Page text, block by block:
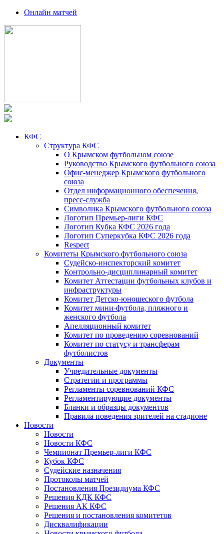
Онлайн матчей
КФС
Структура КФС
О Крымском футбольном союзе
Руководство Крымского футбольного союза
Офис-менеджер Крымского футбольного
союза
Отдел информационного обеспечения,
пресс-служба
Символика Крымского футбольного союза
Логотип Премьер-лиги КФС
Логотип Кубка КФС 2026 года
Логотип Суперкубка КФС 2026 года
Respect
Комитеты Крымского футбольного союза
Судейско-инспекторский комитет
Контрольно-дисциплинарный комитет
Комитет Аттестации футбольных клубов и
инфраструктуры
Комитет Детско-юношеского футбола
Комитет мини-футбола, пляжного и
женского футбола
Апелляционный комитет
Комитет по проведению соревнований
Комитет по статусу и трансферам
футболистов
Документы
Учредительные документы
Стратегии и программы
Регламенты соревнований КФС
Регламентирующие документы
Бланки и образцы документов
Правила поведения зрителей на стадионе
Новости
Новости
Новости КФС
Чемпионат Премьер-лиги КФС
Кубок КФС
Судейские назначения
Протоколы матчей
Постановления Президиума КФС
Решения КДК КФС
Решения АК КФС
Решения и постановления комитетов
Дисквалификации